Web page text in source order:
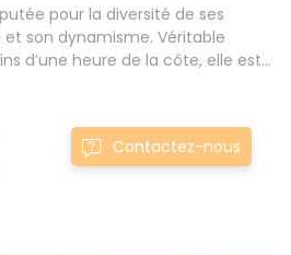
heure de la côte, elle est
villes les plus agréables à
ses alentours (Le Rheu,
d’un cadre agréable et d’un
Contactez-nous